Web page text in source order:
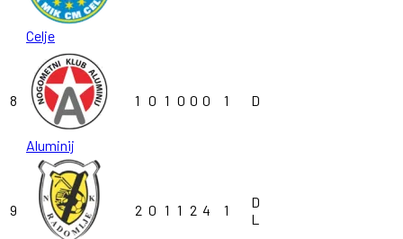
Celje
8
Aluminij
1 0 1 0 0 0 1 D
9 2 0 1 1 2 4 1
D
L